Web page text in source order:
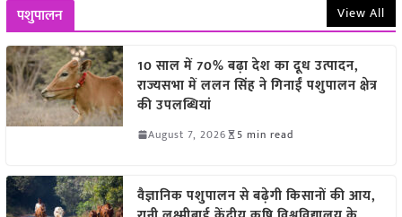
पशुपालन View All
10 साल में 70% बढ़ा देश का दूध उत्पादन,
राज्यसभा में ललन सिंह ने गिनाईं पशुपालन क्षेत्र
की उपलब्धियां
August 7, 2026 5 min read
वैज्ञानिक पशुपालन से बढ़ेगी किसानों की आय,